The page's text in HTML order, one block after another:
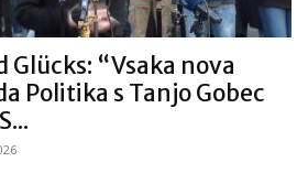
Glücks: “Vsaka nova
Politika s Tanjo Gobec